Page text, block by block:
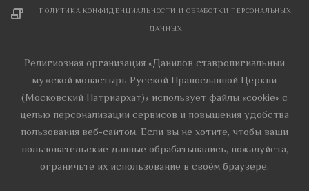
ПОЛИТИКА КОНФИДЕНЦИАЛЬНОСТИ И ОБРАБОТКИ ПЕРСОНАЛЬНЫХ
ДАННЫХ
Религиозная организация «Данилов ставропигиальный
мужской монастырь Русской Православной Церкви
(Московский Патриархат)» использует файлы «cookie» с
целью персонализации сервисов и повышения удобства
пользования веб-сайтом. Если вы не хотите, чтобы ваши
пользовательские данные обрабатывались, пожалуйста,
ограничьте их использование в своём браузере.